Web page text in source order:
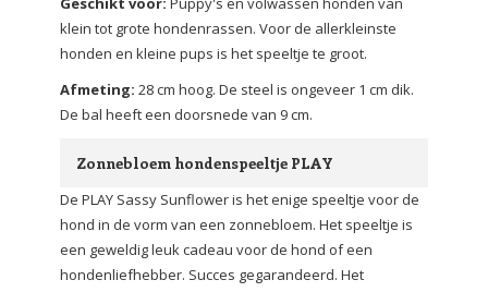
klein tot grote hondenrassen. Voor de allerkleinste
honden en kleine pups is het speeltje te groot.
Afmeting: 28 cm hoog. De steel is ongeveer 1 cm dik.
De bal heeft een doorsnede van 9 cm.
Zonnebloem hondenspeeltje PLAY
De PLAY Sassy Sunflower is het enige speeltje voor de
hond in de vorm van een zonnebloem. Het speeltje is
een geweldig leuk cadeau voor de hond of een
hondenliefhebber. Succes gegarandeerd. Het